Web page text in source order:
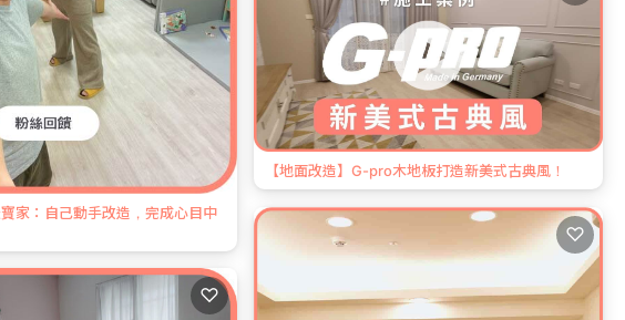
【地面改造】G-pro木地板打造新美式古典風！
家：自己動手改造，完成心目中
♡
♡